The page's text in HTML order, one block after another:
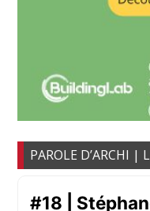
PAROLE D’ARCHI |